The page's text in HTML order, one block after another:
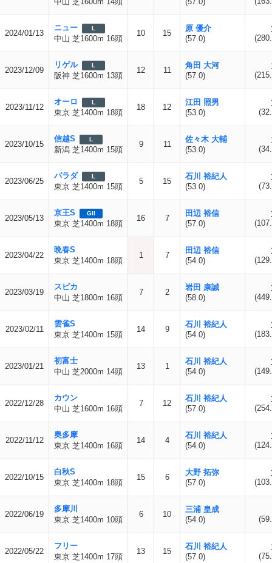
2024/01/13
ニュー L
中山 芝1600m 16頭
10 15
原 優介
(57.0)
2023/12/09
リゲル L
阪神 芝1600m 13頭
12 11
角田 大河
(57.0)
2023/11/12
オーロ L
東京 芝1400m 18頭
18 12
江田 照男
(53.0)
2023/10/15
信越S L
新潟 芝1400m 15頭
9 11
佐々木 大輔
(53.0)
2023/06/25
パラダ L
東京 芝1400m 15頭
5 15
石川 裕紀人
(53.0)
2023/05/13
京王S GII
東京 芝1400m 18頭
16 7
田辺 裕信
(57.0)
2023/04/22
晩春S
東京 芝1400m 18頭
1 7
田辺 裕信
(54.0)
2023/03/19
スピカ
中山 芝1800m 16頭
7 2
岩田 康誠
(58.0)
2023/02/11
雲雀S
東京 芝1400m 15頭
14 9
石川 裕紀人
(54.0)
2023/01/21
初富士
中山 芝2000m 14頭
13 1
石川 裕紀人
(54.0)
2022/12/28
カウン
中山 芝1600m 16頭
7 12
石川 裕紀人
(57.0)
2022/11/12
奥多摩
東京 芝1400m 16頭
14 4
石川 裕紀人
(54.0)
2022/10/15
白秋S
東京 芝1400m 18頭
15 6
大野 拓弥
(57.0)
2022/06/19
多摩川
東京 芝1400m 10頭
6 10
三浦 皇成
(54.0)
2022/05/22
フリー
東京 芝1400m 17頭
13 15
石川 裕紀人
(57.0)